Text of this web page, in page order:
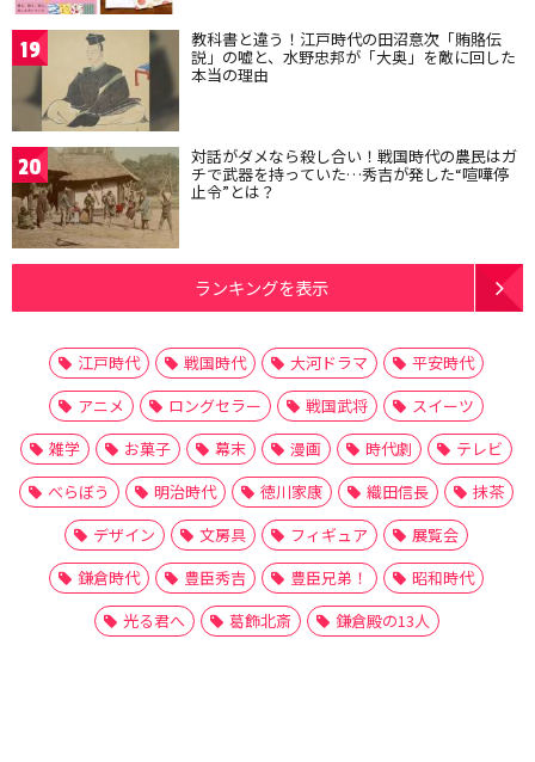
19 教科書と違う！江戸時代の田沼意次「賄賂伝
説」の嘘と、水野忠邦が「大奥」を敵に回した
本当の理由
20 対話がダメなら殺し合い！戦国時代の農民はガ
チで武器を持っていた…秀吉が発した“喧嘩停
止令”とは？
ランキングを表示
江戸時代 戦国時代 大河ドラマ
平安時代
アニメ
ロングセラー 戦国武将
スイーツ
雑学
お菓子 幕末 漫画 時代劇
テレビ
べらぼう
明治時代 徳川家康 織田信長
抹茶
デザイン
文房具 フィギュア
展覧会
鎌倉時代
豊臣秀吉 豊臣兄弟！
昭和時代
光る君へ
葛飾北斎 鎌倉殿の13人